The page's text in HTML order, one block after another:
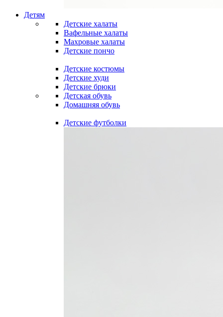
Детям
Детские халаты
Вафельные халаты
Махровые халаты
Детские пончо
Детские костюмы
Детские худи
Детские брюки
Детская обувь
Домашняя обувь
Детские футболки